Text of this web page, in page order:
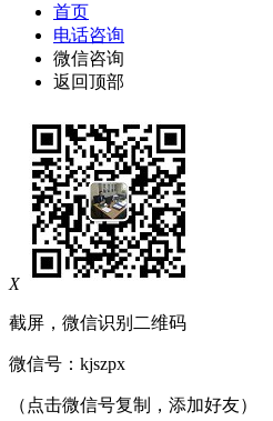
首页
电话咨询
微信咨询
返回顶部
X
截屏，微信识别二维码
微信号： kjszpx
（点击微信号复制，添加好友）